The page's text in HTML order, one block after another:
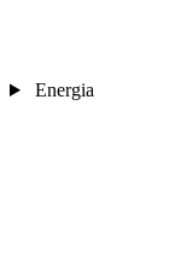
Energia